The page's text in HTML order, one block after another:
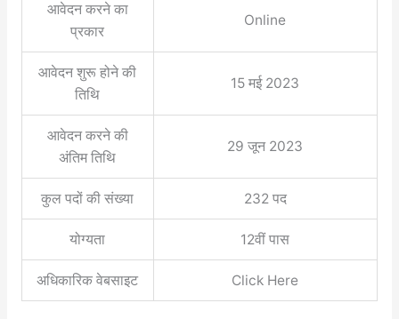
आवेदन करने का
प्रकार
Online
आवेदन शुरू होने की
तिथि
15 मई 2023
आवेदन करने की
अंतिम तिथि
29 जून 2023
कुल पदों की संख्या 232 पद
योग्यता 12वीं पास
अधिकारिक वेबसाइट Click Here